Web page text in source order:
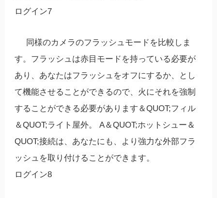
ログイン7
同様のカメラのフラッシュモードを比較しま
す。フラッシュは赤目モードを持っている必要が
あり、あなたはフラッシュをオフにするか、とし
て機能させることができるので、火にそれを強制
することができる必要があります＆QUOT;フィル
＆QUOT;ライト屋外。 A＆QUOT;ホットシュー＆
QUOT;接続は、あなたにも、より強力な外部フラ
ッシュを取り付けることができます。
ログイン8